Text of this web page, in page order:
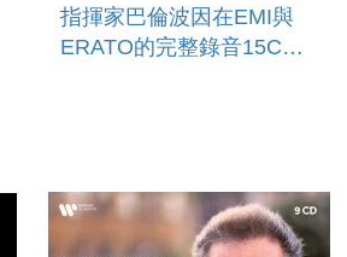
指揮家巴倫波因在EMI與
ERATO的完整錄音15CD